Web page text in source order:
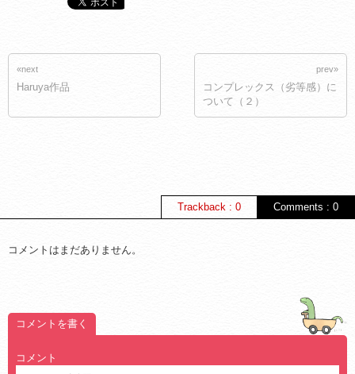
«next
Haruya作品
prev»
コンプレックス（劣等感）に
ついて（２）
Comments : 0
Trackback : 0
コメントはまだありません。
コメントを書く
コメント